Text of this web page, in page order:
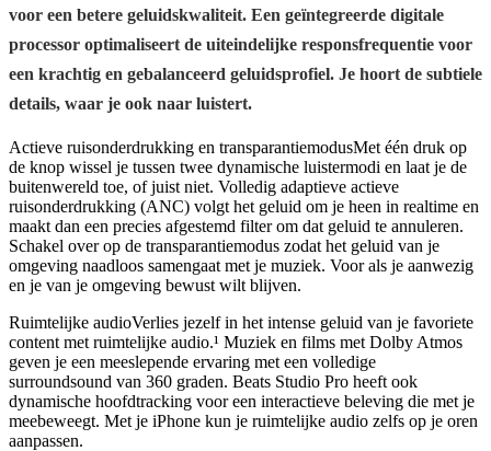
voor een betere geluidskwaliteit. Een geïntegreerde digitale
processor optimaliseert de uiteindelijke responsfrequentie voor
een krachtig en gebalanceerd geluidsprofiel. Je hoort de subtiele
details, waar je ook naar luistert.
Actieve ruisonderdrukking en transparantiemodusMet één druk op
de knop wissel je tussen twee dynamische luistermodi en laat je de
buitenwereld toe, of juist niet. Volledig adaptieve actieve
ruisonderdrukking (ANC) volgt het geluid om je heen in realtime en
maakt dan een precies afgestemd filter om dat geluid te annuleren.
Schakel over op de transparantiemodus zodat het geluid van je
omgeving naadloos samengaat met je muziek. Voor als je aanwezig
en je van je omgeving bewust wilt blijven.
Ruimtelijke audioVerlies jezelf in het intense geluid van je favoriete
content met ruimtelijke audio.¹ Muziek en films met Dolby Atmos
geven je een meeslepende ervaring met een volledige
surroundsound van 360 graden. Beats Studio Pro heeft ook
dynamische hoofdtracking voor een interactieve beleving die met je
meebeweegt. Met je iPhone kun je ruimtelijke audio zelfs op je oren
aanpassen.